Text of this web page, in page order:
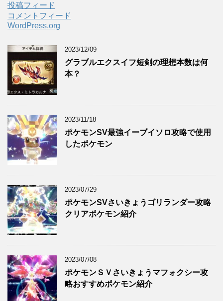
投稿フィード
コメントフィード
WordPress.org
2023/12/09
グラブルエクスイフ短剣の理想本数は何
本？
2023/11/18
ポケモンSV最強イーブイソロ攻略で使用
したポケモン
2023/07/29
ポケモンSVさいきょうゴリランダー攻略
クリアポケモン紹介
2023/07/08
ポケモンＳＶさいきょうマフォクシー攻
略おすすめポケモン紹介